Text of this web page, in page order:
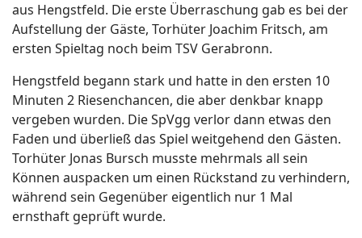
aus Hengstfeld. Die erste Überraschung gab es bei der
Aufstellung der Gäste, Torhüter Joachim Fritsch, am
ersten Spieltag noch beim TSV Gerabronn.
Hengstfeld begann stark und hatte in den ersten 10
Minuten 2 Riesenchancen, die aber denkbar knapp
vergeben wurden. Die SpVgg verlor dann etwas den
Faden und überließ das Spiel weitgehend den Gästen.
Torhüter Jonas Bursch musste mehrmals all sein
Können auspacken um einen Rückstand zu verhindern,
während sein Gegenüber eigentlich nur 1 Mal
ernsthaft geprüft wurde.